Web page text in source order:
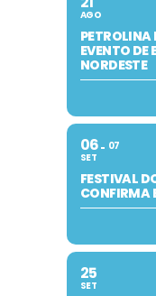
AGO
PETROLINA
EVENTO DE
NORDESTE
06
SET
07
FESTIVAL
CONFIRMA
25
SET